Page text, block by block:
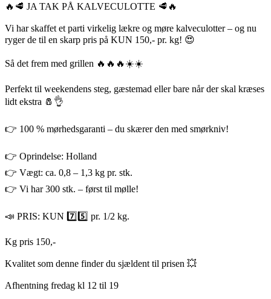
🔥🥩 JA TAK PÅ KALVECULOTTE 🥩🔥
Vi har skaffet et parti virkelig lækre og møre kalveculotter – og nu
ryger de til en skarp pris på KUN 150,- pr. kg! 😍
Så det frem med grillen 🔥🔥🔥☀️☀️
Perfekt til weekendens steg, gæstemad eller bare når der skal kræses
lidt ekstra 🧂👌
👉 100 % mørhedsgaranti – du skærer den med smørkniv!
👉 Oprindelse: Holland
👉 Vægt: ca. 0,8 – 1,3 kg pr. stk.
👉 Vi har 300 stk. – først til mølle!
📣 PRIS: KUN 7️⃣5️⃣ pr. 1/2 kg.
Kg pris 150,-
Kvalitet som denne finder du sjældent til prisen 💥
Afhentning fredag kl 12 til 19